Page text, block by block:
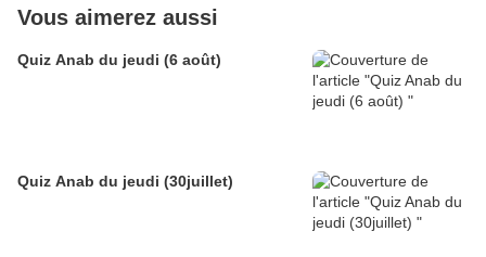
Vous aimerez aussi
Quiz Anab du jeudi (6 août)
Quiz Anab du jeudi (30juillet)